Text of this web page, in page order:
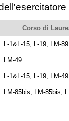
Corso di
L-1&L-15, L-19, LM-
LM-49
L-1&L-15, L-19, LM-
LM-85bis, LM-85bis,